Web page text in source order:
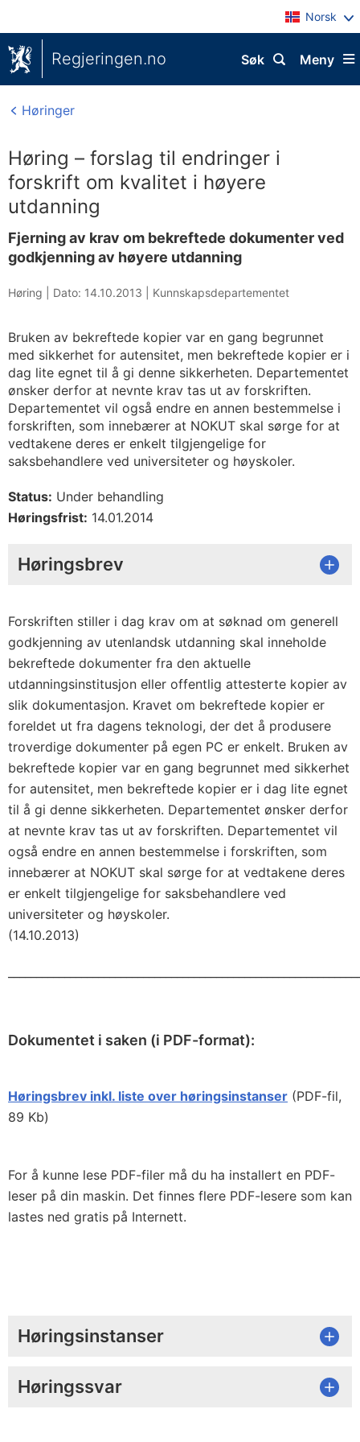
Norsk
Regjeringen.no Meny
Søk
Høringer
Høring – forslag til endringer i
forskrift om kvalitet i høyere
utdanning
Fjerning av krav om bekreftede dokumenter ved
godkjenning av høyere utdanning
Høring | Dato: 14.10.2013 Kunnskapsdepartementet
Bruken av bekreftede kopier var en gang begrunnet
med sikkerhet for autensitet, men bekreftede kopier er i
dag lite egnet til å gi denne sikkerheten. Departementet
ønsker derfor at nevnte krav tas ut av forskriften.
Departementet vil også endre en annen bestemmelse i
forskriften, som innebærer at NOKUT skal sørge for at
vedtakene deres er enkelt tilgjengelige for
saksbehandlere ved universiteter og høyskoler.
Status: Under behandling
Høringsfrist: 14.01.2014
Høringsbrev
Forskriften stiller i dag krav om at søknad om generell
godkjenning av utenlandsk utdanning skal inneholde
bekreftede dokumenter fra den aktuelle
utdanningsinstitusjon eller offentlig attesterte kopier av
slik dokumentasjon. Kravet om bekreftede kopier er
foreldet ut fra dagens teknologi, der det å produsere
troverdige dokumenter på egen PC er enkelt. Bruken av
bekreftede kopier var en gang begrunnet med sikkerhet
for autensitet, men bekreftede kopier er i dag lite egnet
til å gi denne sikkerheten. Departementet ønsker derfor
at nevnte krav tas ut av forskriften. Departementet vil
også endre en annen bestemmelse i forskriften, som
innebærer at NOKUT skal sørge for at vedtakene deres
er enkelt tilgjengelige for saksbehandlere ved
universiteter og høyskoler.
(14.10.2013)
Dokumentet i saken (i PDF-format):
Høringsbrev inkl. liste over høringsinstanser (PDF-fil,
89 Kb)
For å kunne lese PDF-filer må du ha installert en PDF-
leser på din maskin. Det finnes flere PDF-lesere som kan
lastes ned gratis på Internett.
Høringsinstanser
Høringssvar